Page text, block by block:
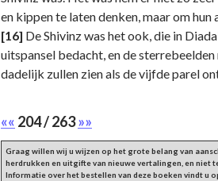
en kippen te laten denken, maar om
[16] De Shivinz was het ook, die in
uitspansel bedacht, en de
dadelijk zullen zien als de vijfde parel
«« 204 / 263»»
Graag willen wij u wijzen op het grote belang van
herdrukken en uitgifte van nieuwe vertalingen, en niet
Informatie over het bestellen van deze boeken vindt u